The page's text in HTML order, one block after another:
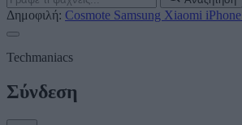
Δημοφιλή: Cosmote Samsung Xiaomi iPhone
Techmaniacs
Σύνδεση